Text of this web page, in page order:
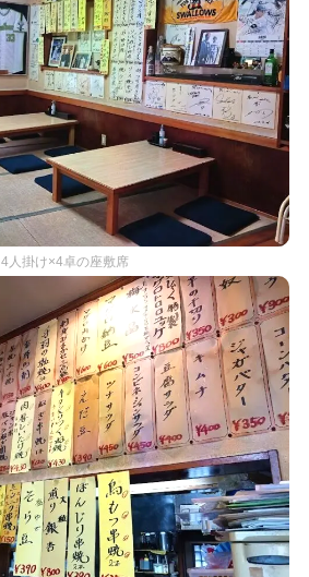
4人掛け×4卓の座敷席